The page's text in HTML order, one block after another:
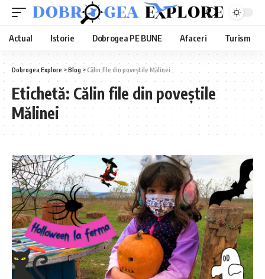
Actual Istorie Dobrogea PE BUNE Afaceri Turism
Dobrogea Explore >Blog >Călin file din poveștile Mălinei
Etichetă: Călin file din poveștile
Mălinei